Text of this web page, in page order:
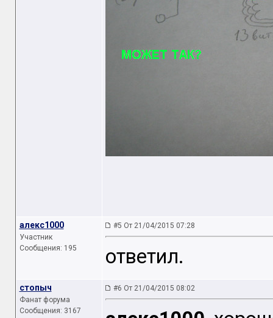
алекс1000
Участник
Сообщения: 195
#5 От 21/04/2015 07:28
ответил.
стопыч
Фанат форума
Сообщения: 3167
#6 От 21/04/2015 08:02